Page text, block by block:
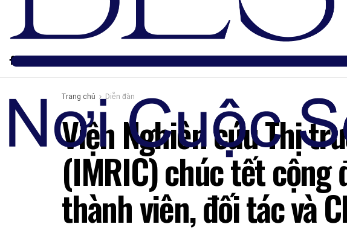
Trang chủ Diễn đàn
Viện Nghiên cứu Thị
(IMRIC) chúc tết cộng
thành viên, đối tác và